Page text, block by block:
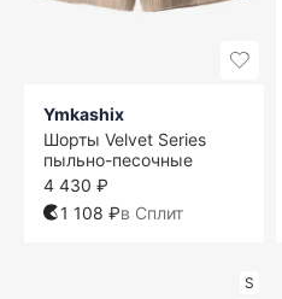
Ymkashix
Шорты Velvet Series
пыльно-песочные
4 430 ₽
1 108 ₽в Сплит
S